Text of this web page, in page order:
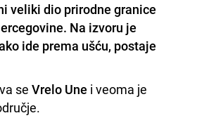
veliki dio prirodne granice
Na izvoru je
ide prema ušću, postaje
se Vrelo Une i veoma je